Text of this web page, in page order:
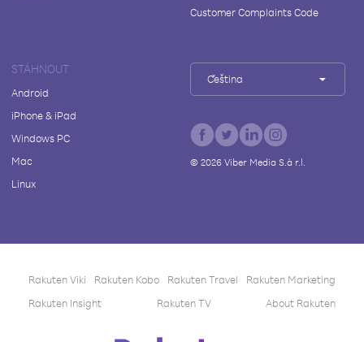
Customer Complaints Code
STÁHNOUT
Android
iPhone & iPad
Windows PC
Mac
Linux
Čeština
© 2026Viber Media S.à r.l.
Rakuten Viki Rakuten Kobo Rakuten Travel
Rakuten Marketing
Rakuten Insight
Rakuten TV About Rakuten